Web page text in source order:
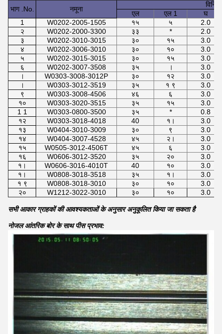
भाग .No. नमूना
एल
एल 1
घ
1
W0202-2005-1505 १५ ५
2.0
२
W0202-2000-3300 ३३ *
2.0
३
W0202-3010-3015 ३० १५
3.0
४
W0202-3006-3010 ३० १०
3.0
५
W0202-3015-3015 ३० १५
3.0
६
W0202-3007-3508 ३५ ।
3.0
।
W0303-3008-3012P ३० १२
3.0
।
W0303-3012-3519 ३५ १ ९
3.0
९
W0303-3008-4506 ४६ ६
3.0
१०
W0303-3020-3515 ३५ १५
3.0
1 1
W0303-0800-3500 ३५ *
0.8
१२
W0303-3018-4018 40 १।
3.0
१३
W0404-3010-3009 ३० ९
3.0
१४
W0404-3007-4528 ४५ २।
3.0
१५
W0505-3012-4506T ४५ ६
3.0
१६
W0606-3012-3520 ३५ २०
3.0
१।
W0606-3016-4010T 40 १०
3.0
१।
W0808-3018-3518 ३५ १।
3.0
१ ९
W0808-3018-3010 ३० १०
3.0
२०
W1212-3022-3010 ३० १० 3.0
सभी आकार ग्राहकों की आवश्यकताओं के अनुसार अनुकूलित किया जा सकता है
नोजल आंतरिक बोर के साथ पीस प्रभाव: